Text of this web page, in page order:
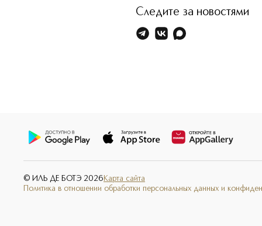
Следите за новостями
© ИЛЬ ДЕ БОТЭ 2026 Карта сайта
Политика в отношении обработки персональных данных и